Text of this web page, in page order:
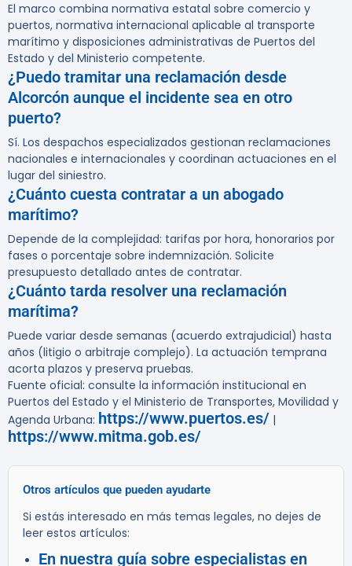
El marco combina normativa estatal sobre comercio y
puertos, normativa internacional aplicable al transporte
marítimo y disposiciones administrativas de Puertos del
Estado y del Ministerio competente.
¿Puedo tramitar una reclamación desde
Alcorcón aunque el incidente sea en otro
puerto?
Sí. Los despachos especializados gestionan reclamaciones
nacionales e internacionales y coordinan actuaciones en el
lugar del siniestro.
¿Cuánto cuesta contratar a un abogado
marítimo?
Depende de la complejidad: tarifas por hora, honorarios por
fases o porcentaje sobre indemnización. Solicite
presupuesto detallado antes de contratar.
¿Cuánto tarda resolver una reclamación
marítima?
Puede variar desde semanas (acuerdo extrajudicial) hasta
años (litigio o arbitraje complejo). La actuación temprana
acorta plazos y preserva pruebas.
Fuente oficial: consulte la información institucional en
Puertos del Estado y el Ministerio de Transportes, Movilidad y
Agenda Urbana: https://www.puertos.es/ |
https://www.mitma.gob.es/
Otros artículos que pueden ayudarte
Si estás interesado en más temas legales, no dejes de
leer estos artículos:
En nuestra guía sobre especialistas en